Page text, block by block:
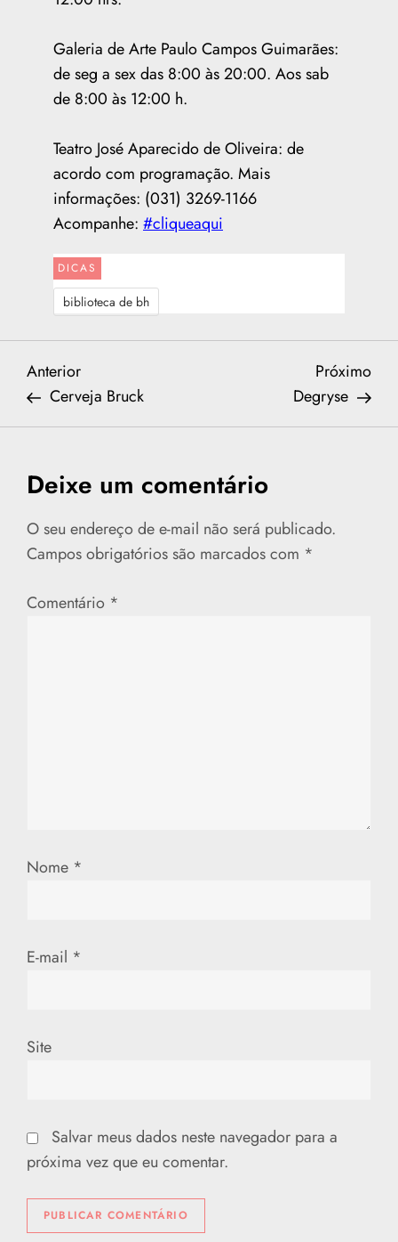
Galeria de Arte Paulo Campos Guimarães:
de seg a sex das 8:00 às 20:00. Aos sab
de 8:00 às 12:00 h.
Teatro José Aparecido de Oliveira: de
acordo com programação. Mais
informações: (031) 3269-1166
Acompanhe: #cliqueaqui
DICAS
biblioteca de bh
N
a
e
g
a
o
t
Previous
Post
Anterior
Cerveja Bruck
Post
Próximo
Degryse
Deixe um comentário
O seu endereço de e-mail não será publicado.
Campos obrigatórios são marcados com *
Comentário *
Nome *
E-mail *
Site
Salvar meus dados neste navegador para a
próxima vez que eu comentar.